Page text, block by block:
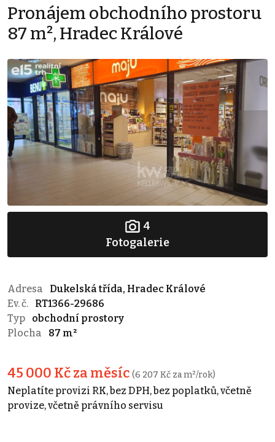
Pronájem obchodního prostoru
87 m², Hradec Králové
4
Fotogalerie
Adresa
Dukelská třída, Hradec Králové
Ev. č.
RT1366-29686
Typ
obchodní prostory
Plocha
87 m²
45 000 Kč za měsíc (6 207 Kč za m²/rok)
Neplatíte provizi RK, bez DPH, bez poplatků, včetně
provize, včetně právního servisu